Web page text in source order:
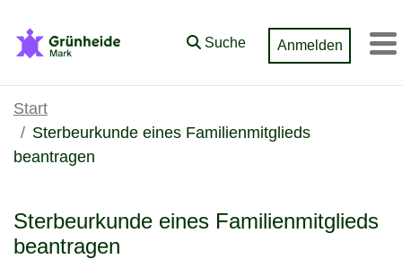
Suche
Anmelden
Start
Sterbeurkunde eines Familienmitglieds
beantragen
Sterbeurkunde eines Familienmitglieds
beantragen